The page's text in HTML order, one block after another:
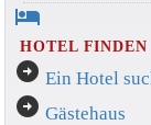
hotel
HOTEL FINDEN
arrow_circle_right Ein Hotel
arrow_circle_right Gästehaus